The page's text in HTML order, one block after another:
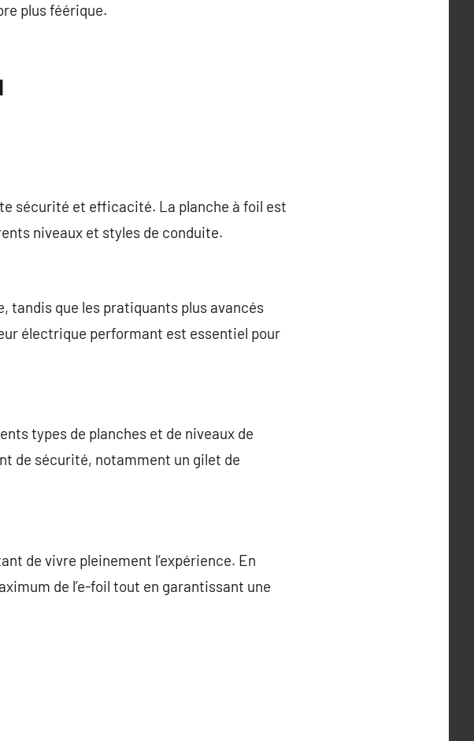
plus féérique.
sécurité et efficacité. La planche à foil est
niveaux et styles de conduite.
tandis que les pratiquants plus avancés
électrique performant est essentiel pour
types de planches et de niveaux de
de sécurité, notamment un gilet de
de vivre pleinement l’expérience. En
de l’e-foil tout en garantissant une